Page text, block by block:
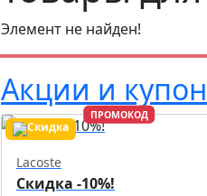
Элемент не найден!
Акции и
ПРОМОКОД
Lacoste
Скидка -10%!